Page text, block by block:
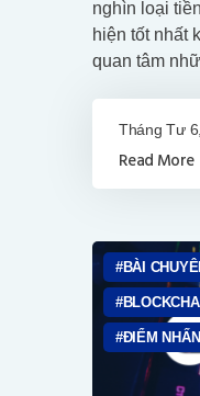
nghìn loại
hiện tốt nhất
quan tâm
Read More
Tháng Tư
BÀI
ĐIỂM NHẤN